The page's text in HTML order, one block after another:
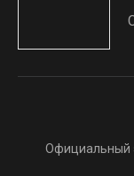
Официальный